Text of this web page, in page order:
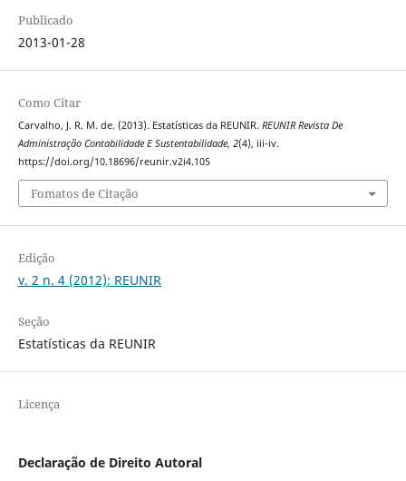
Publicado
2013-01-28
Como Citar
Carvalho, J. R. M. de. (2013). Estatísticas da REUNIR. REUNIR Revista De
Administração Contabilidade E Sustentabilidade, 2(4), iii-iv.
https://doi.org/10.18696/reunir.v2i4.105
Fomatos de Citação
Edição
v. 2 n. 4 (2012): REUNIR
Seção
Estatísticas da REUNIR
Licença
Declaração de Direito Autoral